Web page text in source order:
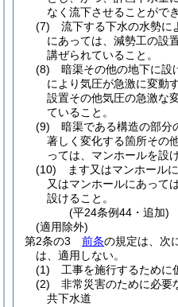
なく流下させることがで
(7)
流下する下水の水勢に
にあっては、減勢工の設
講ぜられていること。
(8)
暗渠その他の地下に設
により気圧が急激に変動
設置その他気圧の急激な
ていること。
(9)
暗渠である構造の部分
著しく変化する箇所その
っては、マンホールを設
(10)
ます又はマンホール
又はマンホールにあって
設けること。
(平24条例44・追加)
(適用除外)
第2条の3
前条の規定は、次
は、適用しない。
(1)
工事を施行するために
(2)
非常災害のために必要
共下水道